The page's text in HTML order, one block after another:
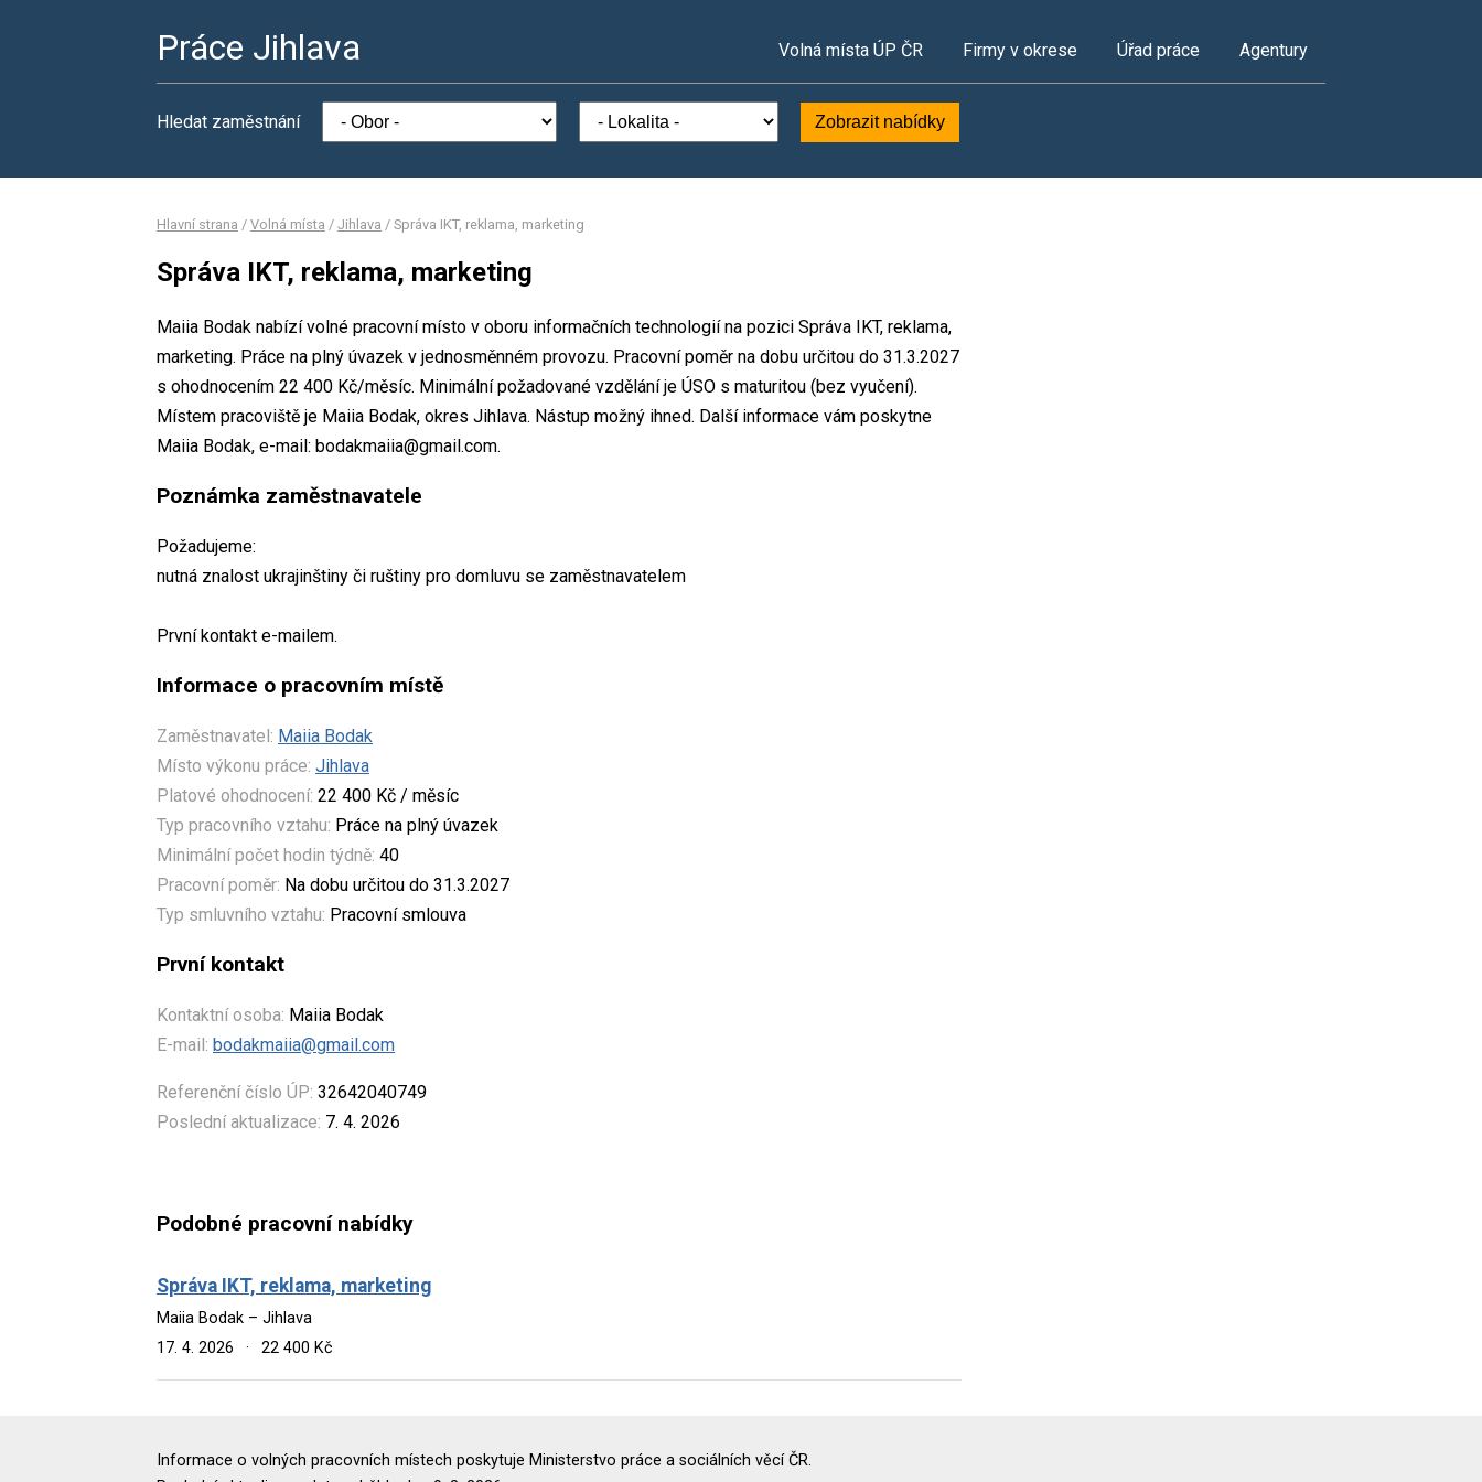
Práce Jihlava Volná místa ÚP ČR Firmy v okrese Úřad práce Agentury
Hledat zaměstnání Zobrazit nabídky
Hlavní strana / Volná místa / Jihlava / Správa IKT, reklama, marketing
Správa IKT, reklama, marketing
Maiia Bodak nabízí volné pracovní místo v oboru informačních technologií na pozici Správa IKT, reklama,
marketing. Práce na plný úvazek v jednosměnném provozu. Pracovní poměr na dobu určitou do 31.3.2027
s ohodnocením 22 400 Kč/měsíc. Minimální požadované vzdělání je ÚSO s maturitou (bez vyučení).
Místem pracoviště je Maiia Bodak, okres Jihlava. Nástup možný ihned. Další informace vám poskytne
Maiia Bodak, e-mail: bodakmaiia@gmail.com.
Poznámka zaměstnavatele
Požadujeme:
nutná znalost ukrajinštiny či ruštiny pro domluvu se zaměstnavatelem
První kontakt e-mailem.
Informace o pracovním místě
Zaměstnavatel: Maiia Bodak
Místo výkonu práce: Jihlava
Platové ohodnocení: 22 400 Kč / měsíc
Typ pracovního vztahu: Práce na plný úvazek
Minimální počet hodin týdně: 40
Pracovní poměr: Na dobu určitou do 31.3.2027
Typ smluvního vztahu: Pracovní smlouva
První kontakt
Kontaktní osoba: Maiia Bodak
E-mail: bodakmaiia@gmail.com
Referenční číslo ÚP: 32642040749
Poslední aktualizace: 7. 4. 2026
Podobné pracovní nabídky
Správa IKT, reklama, marketing
Maiia Bodak – Jihlava
17. 4. 2026
· 22 400 Kč
Informace o volných pracovních místech poskytuje Ministerstvo práce a sociálních věcí ČR.